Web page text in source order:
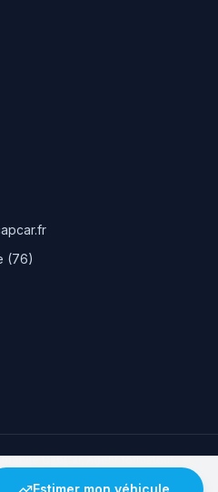
(76)
CapCar, Agent formateur· ©
droits réservés
Estimer mon véhicule